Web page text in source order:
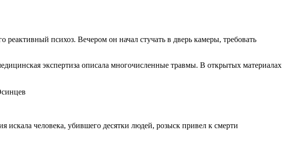
психоз. Вечером он начал стучать в дверь камеры, требовать
экспертиза описала многочисленные травмы. В открытых материалах
человека, убившего десятки людей, розыск привел к смерти